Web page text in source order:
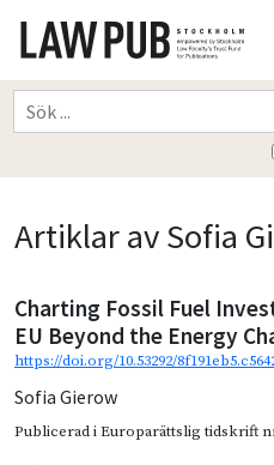
Artiklar av Sofia
Charting Fossil Fuel
EU Beyond the Energy
https://doi.org/10.53292/
Sofia Gierow
Publicerad iEuroparättslig tidskrift nr